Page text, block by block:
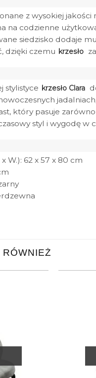
z wysokiej
na codzienne
siedzisko dodaje
dzięki czemu krzesło
stylistyce krzesło Clara
który pasuje
styl i wygodę w
x W.): 62 x 57 x 80 cm